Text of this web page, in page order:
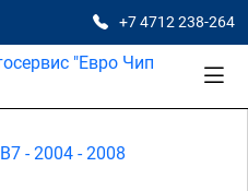
+7 4712 238-264
B7 - 2004 - 2008